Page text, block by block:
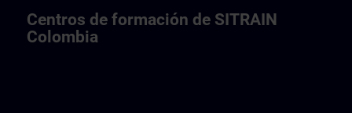
Centros de formación de SITRAIN
Colombia